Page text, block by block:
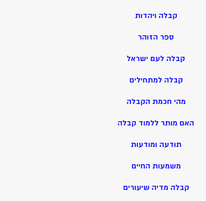
קבלה ויהדות
ספר הזוהר
קבלה לעם ישראל
קבלה למתחילים
מהי חכמת הקבלה
האם מותר ללמוד קבלה
תודעה ומודעות
משמעות החיים
קבלה מדיה שיעורים